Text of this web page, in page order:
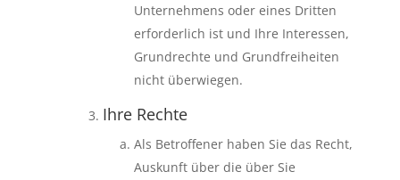
Unternehmens oder eines Dritten
erforderlich ist und Ihre Interessen,
Grundrechte und Grundfreiheiten
nicht überwiegen.
Ihre Rechte
Als Betroffener haben Sie das Recht,
Auskunft über die über Sie